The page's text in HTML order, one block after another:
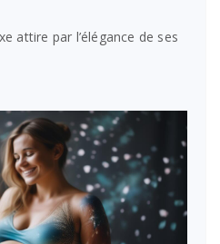
attire par l’élégance de ses